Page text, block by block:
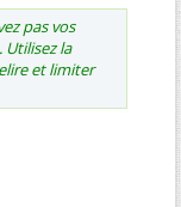
pas vos
Utilisez la
et limiter